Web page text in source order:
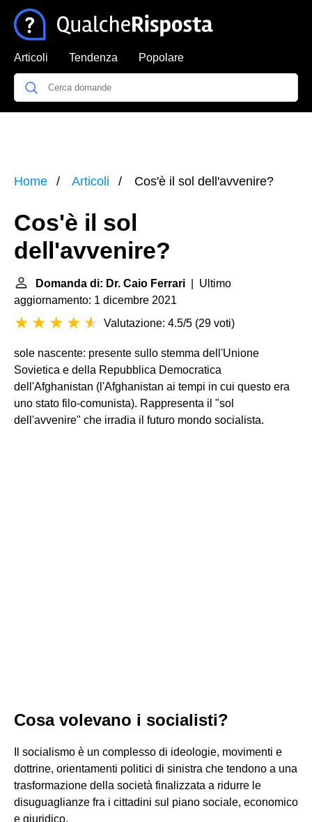
Articoli Tendenza Popolare
Home Articoli Cos'è il sol dell'avvenire?
Cos'è il sol
dell'avvenire?
Domanda di: Dr. Caio Ferrari | Ultimo
aggiornamento: 1 dicembre 2021
Valutazione: 4.5/5 (29 voti)
sole nascente: presente sullo stemma dell'Unione
Sovietica e della Repubblica Democratica
dell'Afghanistan (l'Afghanistan ai tempi in cui questo era
uno stato filo-comunista). Rappresenta il "sol
dell'avvenire" che irradia il futuro mondo socialista.
Cosa volevano i socialisti?
Il socialismo è un complesso di ideologie, movimenti e
dottrine, orientamenti politici di sinistra che tendono a una
trasformazione della società finalizzata a ridurre le
disuguaglianze fra i cittadini sul piano sociale, economico
e giuridico.